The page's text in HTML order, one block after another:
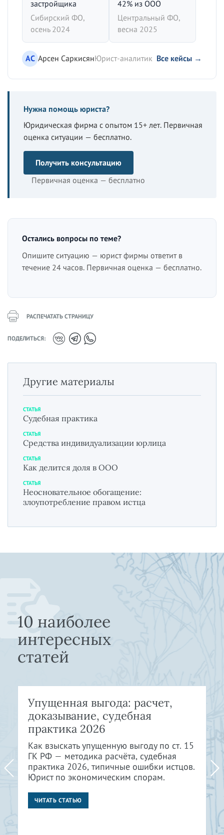
застройщика
Сибирский ФО,
осень 2024
42% из ООО
Центральный ФО,
весна 2025
АС Арсен СаркисянЮрист-аналитик Все кейсы →
Нужна помощь юриста?
Юридическая фирма с опытом 15+ лет. Первичная
оценка ситуации — бесплатно.
Получить консультацию
Первичная оценка — бесплатно
Остались вопросы по теме?
Опишите ситуацию — юрист фирмы ответит в
течение 24 часов. Первичная оценка — бесплатно.
РАСПЕЧАТАТЬ СТРАНИЦУ
ПОДЕЛИТЬСЯ:
Другие материалы
СТАТЬЯ
Судебная практика
СТАТЬЯ
Средства индивидуализации юрлица
СТАТЬЯ
Как делится доля в ООО
СТАТЬЯ
Неосновательное обогащение:
злоупотребление правом истца
10 наиболее
интересных
статей
Упущенная выгода: расчет,
доказывание, судебная
практика 2026
Как взыскать упущенную выгоду по ст. 15
ГК РФ — методика расчёта, судебная
практика 2026, типичные ошибки истцов.
Юрист по экономическим спорам.
ЧИТАТЬ СТАТЬЮ